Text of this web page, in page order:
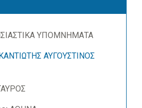
ΥΠΟΜΝΗΜΑΤΑ
ΑΥΓΟΥΣΤΙΝΟΣ